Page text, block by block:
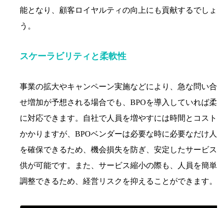
能となり、顧客ロイヤルティの向上にも貢献するでしょ
う。
スケーラビリティと柔軟性
事業の拡大やキャンペーン実施などにより、急な問い合
せ増加が予想される場合でも、BPOを導入していれば柔
に対応できます。自社で人員を増やすには時間とコスト
かかりますが、BPOベンダーは必要な時に必要なだけ人
を確保できるため、機会損失を防ぎ、安定したサービス
供が可能です。また、サービス縮小の際も、人員を簡単
調整できるため、経営リスクを抑えることができます。